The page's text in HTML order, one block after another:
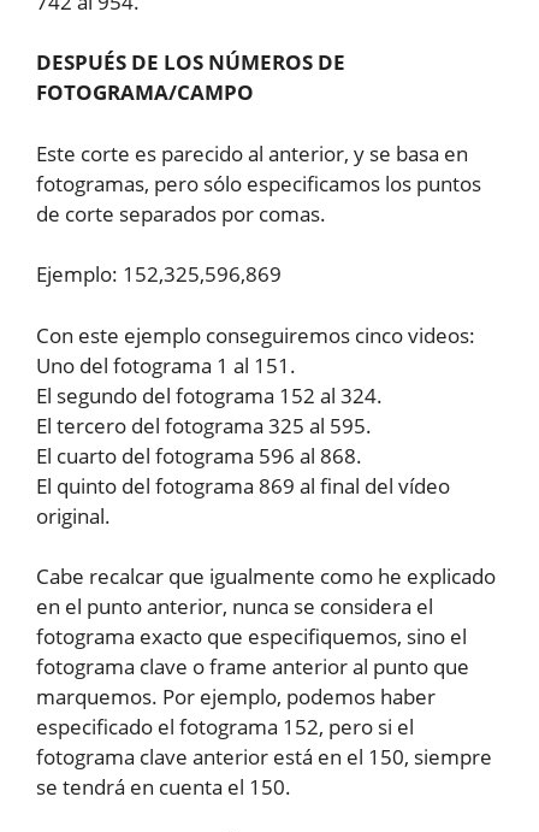
DESPUÉS DE LOS NÚMEROS DE
FOTOGRAMA/CAMPO
Este corte es parecido al anterior, y se basa en
fotogramas, pero sólo especificamos los puntos
de corte separados por comas.
Ejemplo: 152,325,596,869
Con este ejemplo conseguiremos cinco videos:
Uno del fotograma 1 al 151.
El segundo del fotograma 152 al 324.
El tercero del fotograma 325 al 595.
El cuarto del fotograma 596 al 868.
El quinto del fotograma 869 al final del vídeo
original.
Cabe recalcar que igualmente como he explicado
en el punto anterior, nunca se considera el
fotograma exacto que especifiquemos, sino el
fotograma clave o frame anterior al punto que
marquemos. Por ejemplo, podemos haber
especificado el fotograma 152, pero si el
fotograma clave anterior está en el 150, siempre
se tendrá en cuenta el 150.